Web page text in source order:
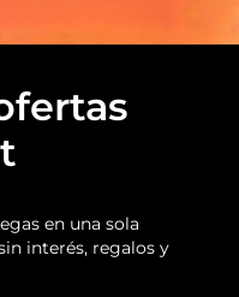
en una sola
interés, regalos y